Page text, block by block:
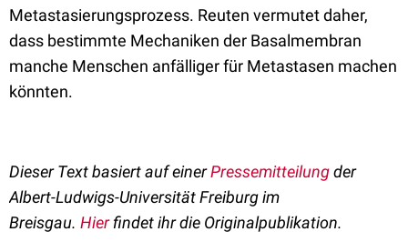
Metastasierungsprozess. Reuten vermutet daher,
dass bestimmte Mechaniken der Basalmembran
manche Menschen anfälliger für Metastasen machen
könnten.
Dieser Text basiert auf einerPressemitteilungder
Albert-Ludwigs-Universität Freiburg im
Breisgau. Hierfindet ihr die Originalpublikation.